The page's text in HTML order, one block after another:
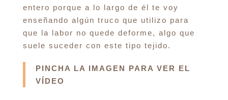
entero porque a lo largo de él te voy
enseñando algún truco que utilizo para
que la labor no quede deforme, algo que
suele suceder con este tipo tejido.
PINCHA LA IMAGEN PARA VER EL
VÍDEO